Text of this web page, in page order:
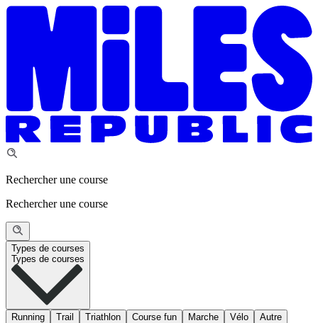
Rechercher une course
Rechercher une course
Types de courses
Types de courses
Running Trail Triathlon Course fun Marche Vélo Autre